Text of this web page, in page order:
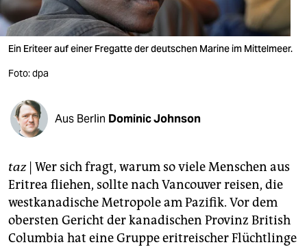
verlag
verlag
fragen & hilfe
abo
genossenschaft
epaper login
Ein Eriteer auf einer Fregatte der deutschen Marine im Mittelmeer.
Foto: dpa
Aus Berlin Dominic Johnson
taz| Wer sich fragt, warum so viele Menschen aus
Eritrea fliehen, sollte nach Vancouver reisen, die
westkanadische Metropole am Pazifik. Vor dem
obersten Gericht der kanadischen Provinz British
Columbia hat eine Gruppe eritreischer Flüchtlinge